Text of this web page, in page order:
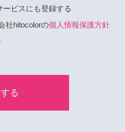
ビスにも登録する
社hitocolorの個人情報保護方針